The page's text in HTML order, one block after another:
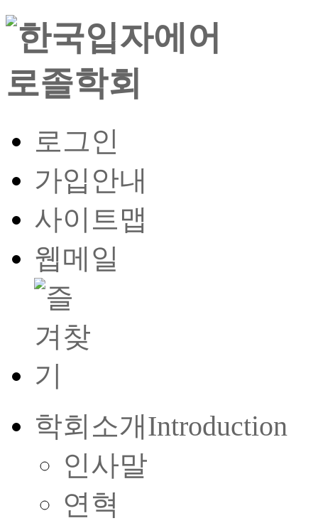
로그인
가입안내
사이트맵
웹메일
학회소개Introduction
인사말
연혁